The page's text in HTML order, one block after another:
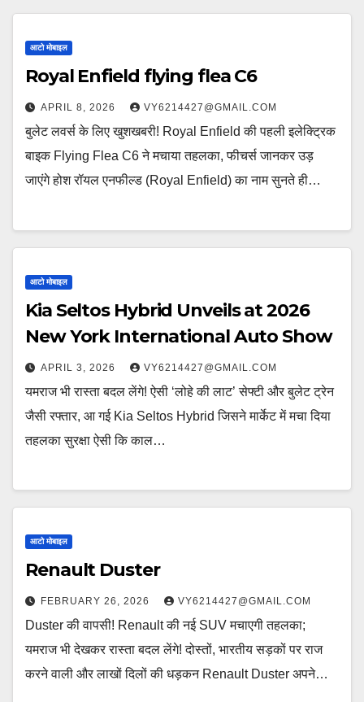
आटो मोबाइल
Royal Enfield flying flea C6
APRIL 8, 2026 VY6214427@GMAIL.COM
बुलेट लवर्स के लिए खुशखबरी! Royal Enfield की पहली इलेक्ट्रिक
बाइक Flying Flea C6 ने मचाया तहलका, फीचर्स जानकर उड़
जाएंगे होश रॉयल एनफील्ड (Royal Enfield) का नाम सुनते ही…
आटो मोबाइल
Kia Seltos Hybrid Unveils at 2026
New York International Auto Show
APRIL 3, 2026 VY6214427@GMAIL.COM
यमराज भी रास्ता बदल लेंगे! ऐसी ‘लोहे की लाट’ सेफ्टी और बुलेट ट्रेन
जैसी रफ्तार, आ गई Kia Seltos Hybrid जिसने मार्केट में मचा दिया
तहलका सुरक्षा ऐसी कि काल…
आटो मोबाइल
Renault Duster
FEBRUARY 26, 2026 VY6214427@GMAIL.COM
Duster की वापसी! Renault की नई SUV मचाएगी तहलका;
यमराज भी देखकर रास्ता बदल लेंगे! दोस्तों, भारतीय सड़कों पर राज
करने वाली और लाखों दिलों की धड़कन Renault Duster अपने…